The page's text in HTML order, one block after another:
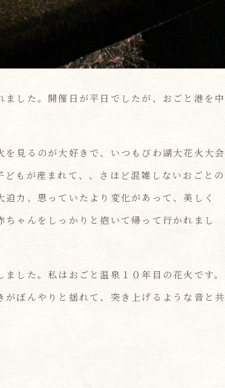
した。開催日が平日でしたが、おごと港を中
見るのが大好きで、いつもびわ湖大花火大会
どもが産まれて、、さほど混雑しないおごとの
力、思っていたより変化があって、美しく
ゃんをしっかりと抱いて帰って行かれまし
した。私はおごと温泉１０年目の花火です。
ぼんやりと揺れて、突き上げるような音と共